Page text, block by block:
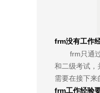
frm没有工作
frm只通
和二级考试，
需要在接下来
frm工作经验